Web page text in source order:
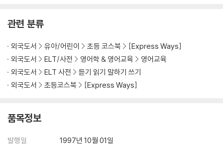
관련 분류
외국도서 유아/어린이 초등 코스북
[Express Ways]
외국도서
ELT/사전 영어학 & 영어교육
영어교육
외국도서
ELT 사전
듣기 읽기 말하기 쓰기
외국도서
초등코스북 [Express Ways]
품목정보
발행일
1997년 10월 01일